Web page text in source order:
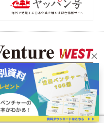
エントリーについて
掲載企
業一覧